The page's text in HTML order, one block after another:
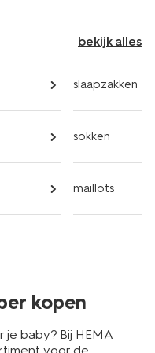
bekijk alles
slaapzakken
sokken
maillots
kopen
je baby? Bij HEMA